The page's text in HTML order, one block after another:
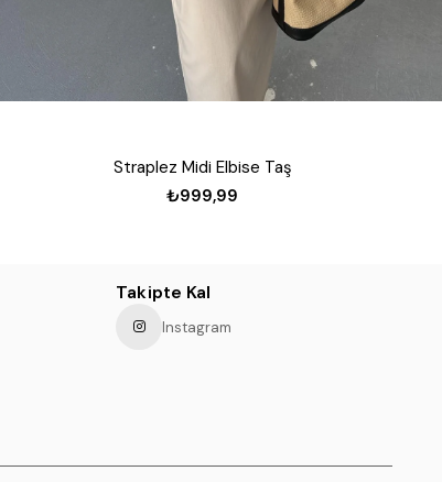
Straplez Midi Elbise Taş
₺999,99
Takipte Kal
Instagram